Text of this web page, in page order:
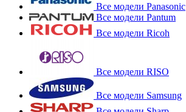
Все модели Panasonic
Все модели Pantum
Все модели Ricoh
Все модели RISO
Все модели Samsung